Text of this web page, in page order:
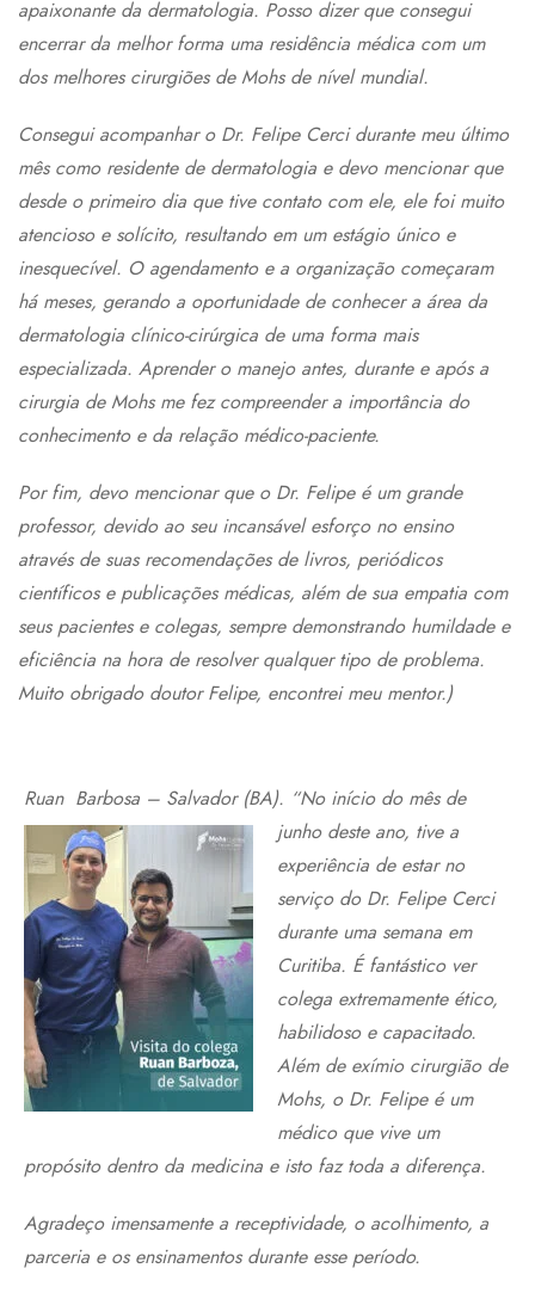
apaixonante da dermatologia. Posso dizer que consegui
encerrar da melhor forma uma residência médica com um
dos melhores cirurgiões de Mohs de nível mundial.
Consegui acompanhar o Dr. Felipe Cerci durante meu último
mês como residente de dermatologia e devo mencionar que
desde o primeiro dia que tive contato com ele, ele foi muito
atencioso e solícito, resultando em um estágio único e
inesquecível. O agendamento e a organização começaram
há meses, gerando a oportunidade de conhecer a área da
dermatologia clínico-cirúrgica de uma forma mais
especializada. Aprender o manejo antes, durante e após a
cirurgia de Mohs me fez compreender a importância do
conhecimento e da relação médico-paciente.
Por fim, devo mencionar que o Dr. Felipe é um grande
professor, devido ao seu incansável esforço no ensino
através de suas recomendações de livros, periódicos
científicos e publicações médicas, além de sua empatia com
seus pacientes e colegas, sempre demonstrando humildade e
eficiência na hora de resolver qualquer tipo de problema.
Muito obrigado doutor Felipe, encontrei meu mentor.)
Ruan Barbosa – Salvador (BA). “No início do mês de
junho deste ano, tive a
experiência de estar no
serviço do Dr. Felipe Cerci
durante uma semana em
Curitiba. É fantástico ver
colega extremamente ético,
habilidoso e capacitado.
Além de exímio cirurgião de
Mohs, o Dr. Felipe é um
médico que vive um
propósito dentro da medicina e isto faz toda a diferença.
Agradeço imensamente a receptividade, o acolhimento, a
parceria e os ensinamentos durante esse período.